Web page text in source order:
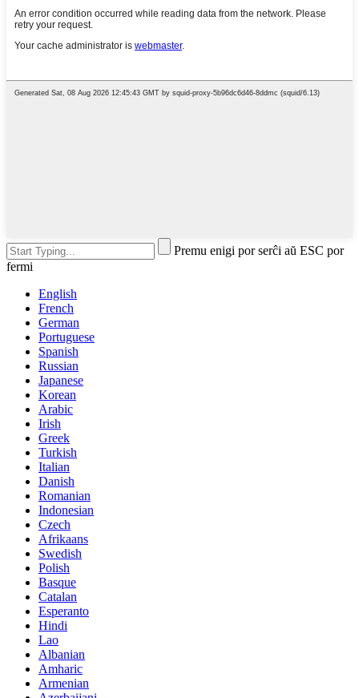
Premu enigi por serĉi aŭ ESC por
fermi
English
French
German
Portuguese
Spanish
Russian
Japanese
Korean
Arabic
Irish
Greek
Turkish
Italian
Danish
Romanian
Indonesian
Czech
Afrikaans
Swedish
Polish
Basque
Catalan
Esperanto
Hindi
Lao
Albanian
Amharic
Armenian